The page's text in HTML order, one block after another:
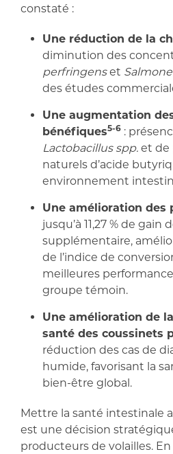
constaté :
Une réduction de la
diminution des
perfringenset
des études
Une augmentation
bénéfiques5-6 :
Lactobacillus spp. et de
naturels d’acide
environnement
Une amélioration des
jusqu’à 11,27 % de gain
supplémentaire,
de l’indice de
meilleures
groupe témoin.
Une amélioration de
santé des coussinets
réduction des cas de
humide, favorisant la
bien-être global.
Mettre la santé intestinale
est une décision
producteurs de volailles.